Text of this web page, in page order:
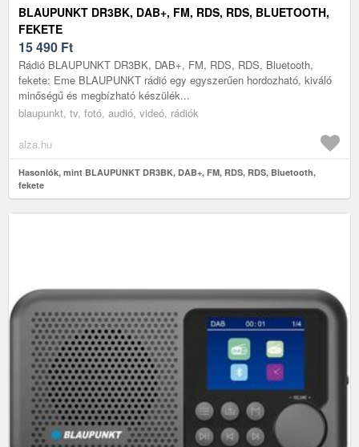
BLAUPUNKT DR3BK, DAB+, FM, RDS, RDS, BLUETOOTH,
FEKETE
15 490 Ft
Rádió BLAUPUNKT DR3BK, DAB+, FM, RDS, RDS, Bluetooth,
fekete: Eme BLAUPUNKT rádió egy egyszerűen hordozható, kiváló
minőségű és megbízható készülék...
blaupunkt, tv, fotó, audió, videó, rádiók
alza.hu
Hasonlók, mint BLAUPUNKT DR3BK, DAB+, FM, RDS, RDS, Bluetooth,
fekete